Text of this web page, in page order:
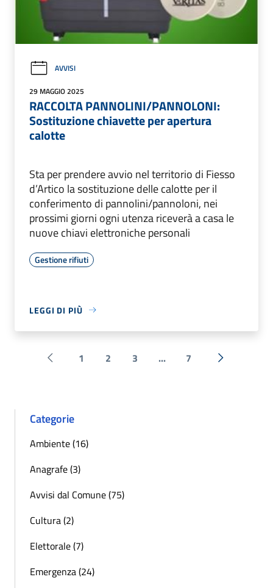
AVVISI
29 MAGGIO 2025
RACCOLTA PANNOLINI/PANNOLONI:
Sostituzione chiavette per apertura
calotte
Sta per prendere avvio nel territorio di Fiesso
d’Artico la sostituzione delle calotte per il
conferimento di pannolini/pannoloni, nei
prossimi giorni ogni utenza riceverà a casa le
nuove chiavi elettroniche personali
Gestione rifiuti
LEGGI DI PIÙ
Pagina precedente
1 2 3 ... 7 Successiva
Categorie
Ambiente (16)
Anagrafe (3)
Avvisi dal Comune (75)
Cultura (2)
Elettorale (7)
Emergenza (24)